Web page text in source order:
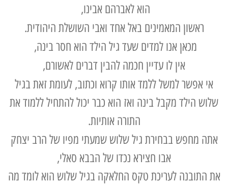
הוא לאברהם אבינו,
ראשון המאמינים באל אחד ואבי השושלת היהודית.
מכאן אנו למדים שעד גיל הילד הוא חסר בינה,
אין לו עדיין חכמה להבין דברים לאשורם,
אי אפשר למשל ללמד אותו קרוא וכתוב, לעומת זאת בגיל
שלוש הילד מקבל בינה ואז הוא כבר יכול להתחיל ללמוד את
התורה אותיות.
אתה מחפש בבחירת גיל שלוש שמעתי מפיו של הרב יצחק
אבו חצירא נכדו של הבבא סאלי,
את התובנה לעריכת טקס החלאקה בגיל שלוש הוא לומד מה